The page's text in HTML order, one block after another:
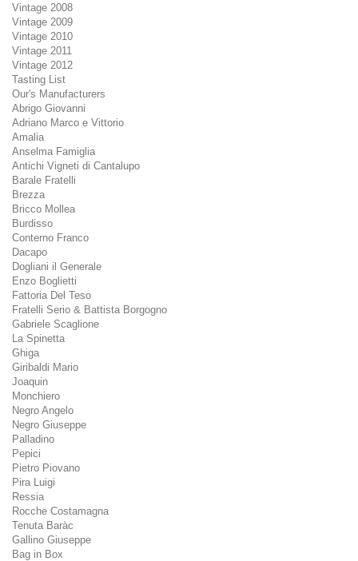
Vintage 2008
Vintage 2009
Vintage 2010
Vintage 2011
Vintage 2012
Tasting List
Our's Manufacturers
Abrigo Giovanni
Adriano Marco e Vittorio
Amalia
Anselma Famiglia
Antichi Vigneti di Cantalupo
Barale Fratelli
Brezza
Bricco Mollea
Burdisso
Conterno Franco
Dacapo
Dogliani il Generale
Enzo Boglietti
Fattoria Del Teso
Fratelli Serio & Battista Borgogno
Gabriele Scaglione
La Spinetta
Ghiga
Giribaldi Mario
Joaquin
Monchiero
Negro Angelo
Negro Giuseppe
Palladino
Pepici
Pietro Piovano
Pira Luigi
Ressia
Rocche Costamagna
Tenuta Baràc
Gallino Giuseppe
Bag in Box